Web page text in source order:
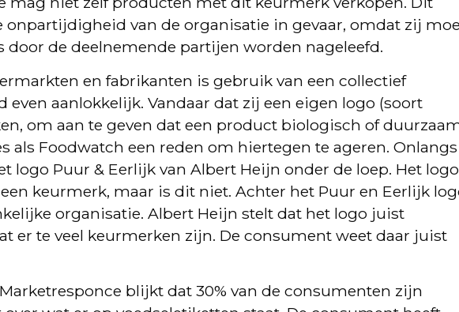
van de organisatie in gevaar, omdat zij
door de deelnemende partijen worden nageleefd.
en fabrikanten is gebruik van een collectief
aanlokkelijk. Vandaar dat zij een eigen logo (soort
om aan te geven dat een product biologisch of
als Foodwatch een reden om hiertegen te ageren. Onlangs
logo Puur & Eerlijk van Albert Heijn onder de loep. Het logo
keurmerk, maar is dit niet. Achter het Puur en Eerlijk
organisatie. Albert Heijn stelt dat het logo juist
er te veel keurmerken zijn. De consument weet daar juist
blijkt dat 30% van de consumenten zijn